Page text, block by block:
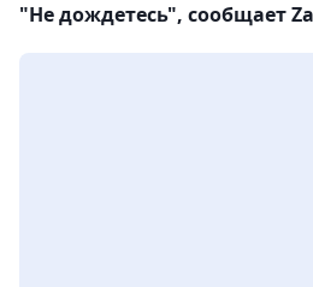
"Не дождетесь", сообщает